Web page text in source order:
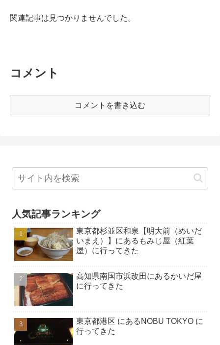
関連記事は見つかりませんでした。
コメント
コメントを書き込む
人気記事ランキング
東京都杉並区和泉【明大前（めいだ
いまえ）】にあるもみじ屋（紅葉
屋）に行ってきた
高知県南国市浜改田にあるかいだ屋
に行ってきた
東京都港区 にあるNOBU TOKYO に
行ってきた